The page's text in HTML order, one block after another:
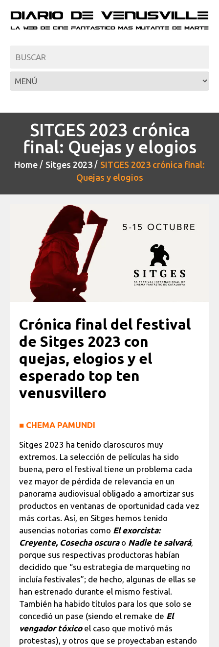
SITGES 2023 crónica
final: Quejas y elogios
Home Sitges 2023
SITGES 2023 crónica final:
Quejas y elogios
Crónica final del festival
de Sitges 2023 con
quejas, elogios y el
esperado top ten
venusvillero
■ CHEMA PAMUNDI
Sitges 2023 ha tenido claroscuros muy
extremos. La selección de películas ha sido
buena, pero el festival tiene un problema cada
vez mayor de pérdida de relevancia en un
panorama audiovisual obligado a amortizar sus
productos en ventanas de oportunidad cada vez
más cortas. Así, en Sitges hemos tenido
ausencias notorias como El exorcista:
Creyente, Cosecha oscurao Nadie te salvará,
porque sus respectivas productoras habían
decidido que “su estrategia de marqueting no
incluía festivales”; de hecho, algunas de ellas se
han estrenado durante el mismo festival.
También ha habido títulos para los que solo se
concedió un pase (siendo el remake de El
vengador tóxicoel caso que motivó más
protestas), y otros que se proyectaban estando